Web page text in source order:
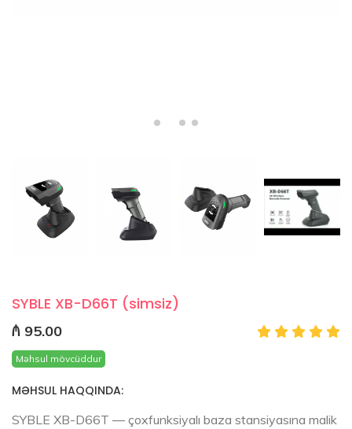
SYBLE XB-D66T (simsiz)
₼ 95.00
Məhsul mövcüddur
MƏHSUL HAQQINDA:
SYBLE XB-D66T — çoxfunksiyalı baza stansiyasına malik